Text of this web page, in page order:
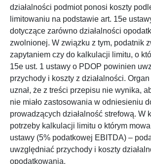
działalności podmiot ponosi koszty
limitowaniu na podstawie art. 15e
dotyczące zarówno działalności
zwolnionej. W związku z tym, podatnik
zapytaniem czy do kalkulacji limitu, o
15e ust. 1 ustawy o PDOP powinien
przychody i koszty z działalności.
uznał, że z treści przepisu nie wynika,
nie miało zastosowania w odniesieniu
prowadzących działalność strefową. W
potrzeby kalkulacji limitu o którym
ustawy (5% podatkowej EBITDA) –
uwzględniać przychody i koszty
opodatkowania.